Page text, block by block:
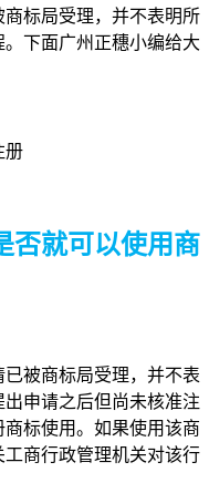
商标局受理，并不表明所
。下面广州正穗小编给大
就可以使用商
被商标局受理，并不表
申请之后但尚未核准注
标使用。如果使用该商
商行政管理机关对该行